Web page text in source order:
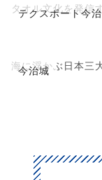
テクスポート今治
タオル文化を発信
今治城
海に浮かぶ日本三